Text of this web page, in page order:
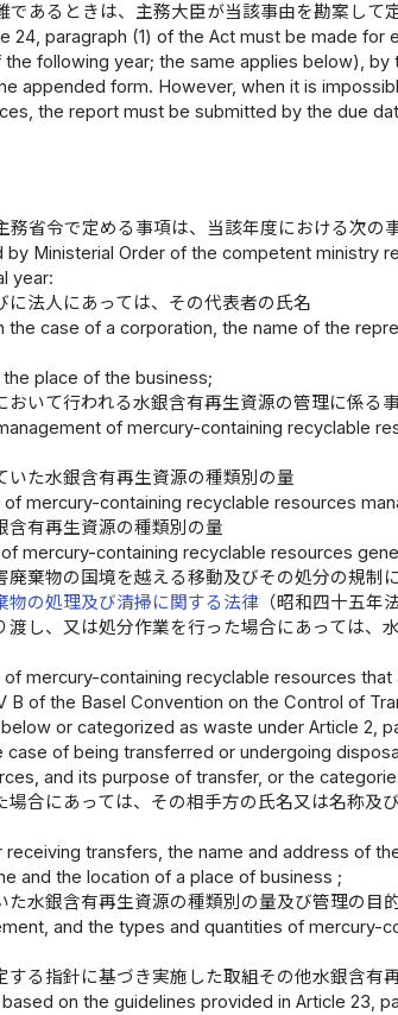
であるときは、主務大臣が当該事由を勘案して
24, paragraph (1) of the Act must be made
following year; the same applies below),
appended form. However, when it is
the report must be submitted by the due
務省令で定める事項は、当該年度における次の
Ministerial Order of the competent ministry
year:
に法人にあっては、その代表者の氏名
the case of a corporation, the name of the
place of the business;
おいて行われる水銀含有再生資源の管理に係る
of mercury-containing recyclable
いた水銀含有再生資源の種類別の量
mercury-containing recyclable resources
含有再生資源の種類別の量
mercury-containing recyclable resources
廃棄物の国境を越える移動及びその処分の規
物の処理及び清掃に関する法律 （昭和四十五
渡し、又は処分作業を行った場合にあっては
mercury-containing recyclable resources
B of the Basel Convention on the Control of
or categorized as waste under Article 2,
case of being transferred or undergoing
and its purpose of transfer, or the
場合にあっては、その相手方の氏名又は名称及
receiving transfers, the name and address of
and the location of a place of business ;
た水銀含有再生資源の種類別の量及び管理の目
and the types and quantities of mercury-
する指針に基づき実施した取組その他水銀含有
on the guidelines provided in Article 23,